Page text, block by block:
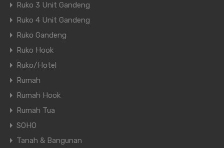
Ruko 3 Unit Gandeng
Ruko 4 Unit Gandeng
Ruko Gandeng
Ruko Hook
Ruko/Hotel
Rumah
Rumah Hook
Rumah Tua
SOHO
Tanah & Bangunan